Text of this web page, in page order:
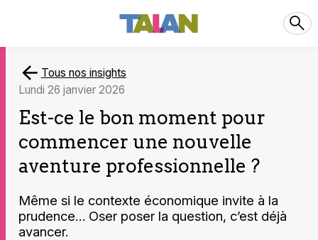
Tous nos insights
lundi 26 janvier 2026
Est-ce le bon moment pour
commencer une nouvelle
aventure professionnelle ?
Même si le contexte économique invite à la
prudence… Oser poser la question, c’est déjà
avancer.